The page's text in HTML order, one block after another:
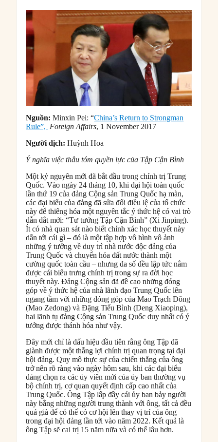
Nguồn: Minxin Pei: “China’s Return to Strongman
Rule”, Foreign Affairs, 1 November 2017
Người dịch: Huỳnh Hoa
Ý nghĩa việc thâu tóm quyền lực của Tập Cận Bình
Một kỷ nguyên mới đã bắt đầu trong chính trị Trung
Quốc. Vào ngày 24 tháng 10, khi đại hội toàn quốc
lần thứ 19 của đảng Cộng sản Trung Quốc hạ màn,
các đại biểu của đảng đã sửa đổi điều lệ của tổ chức
này để thiêng hóa một nguyên tắc ý thức hệ có vai trò
dẫn dắt mới: “Tư tưởng Tập Cận Bình” (Xi Jinping).
Ít có nhà quan sát nào biết chính xác học thuyết này
dẫn tới cái gì – đó là một tập hợp vô hình vô ảnh
những ý tưởng về duy trì nhà nước độc đảng của
Trung Quốc và chuyển hóa đất nước thành một
cường quốc toàn cầu – nhưng đa số đều lập tức nắm
được cái biểu trưng chính trị trong sự ra đời học
thuyết này. Đảng Cộng sản đã đề cao những đóng
góp về ý thức hệ của nhà lãnh đạo Trung Quốc lên
ngang tầm với những đóng góp của Mao Trạch Đông
(Mao Zedong) và Đặng Tiểu Bình (Deng Xiaoping),
hai lãnh tụ đảng Cộng sản Trung Quốc duy nhất có ý
tưởng được thánh hóa như vậy.
Đây mới chỉ là dấu hiệu đầu tiên rằng ông Tập đã
giành được một thắng lợi chính trị quan trọng tại đại
hội đảng. Quy mô thực sự của chiến thắng của ông
trở nên rõ ràng vào ngày hôm sau, khi các đại biểu
đảng chọn ra các ủy viên mới của ủy ban thường vụ
bộ chính trị, cơ quan quyết định cấp cao nhất của
Trung Quốc. Ông Tập lấp đầy cái ủy ban bảy người
này bằng những người trung thành với ông, tất cả đều
quá già để có thể có cơ hội lên thay vị trí của ông
trong đại hội đảng lần tới vào năm 2022. Kết quả là
ông Tập sẽ cai trị 15 năm nữa và có thể lâu hơn.